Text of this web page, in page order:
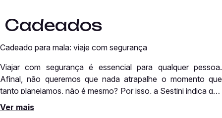
Cadeados
Cadeado para mala: viaje com segurança
Viajar com segurança é essencial para qualquer pessoa.
Afinal, não queremos que nada atrapalhe o momento que
tanto planejamos, não é mesmo? Por isso, a Sestini indica que
você providencie o melhor cadeado para colocar na sua
mala.
Aqui, você pode encontrar modelos diversos e que atendam
Ver mais